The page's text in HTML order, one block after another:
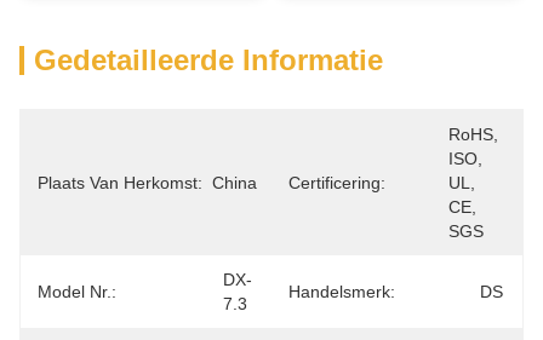
Gedetailleerde Informatie
Plaats Van Herkomst: China Certificering:
RoHS,
ISO,
UL,
CE,
SGS
Model Nr.:
DX-
7.3
Handelsmerk: DS